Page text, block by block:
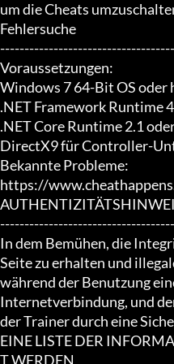
um die Cheats
Fehlersuche
Voraussetzungen:
Windows 7 64-Bit OS
.NET Framework Runtime
.NET Core Runtime 2.1
DirectX9 für Controller-
Bekannte Probleme:
https://
In dem Bemühen, die
Seite zu erhalten und
während der Benutzung
Internetverbindung, und
der Trainer durch eine
EINE LISTE DER
T WERDEN